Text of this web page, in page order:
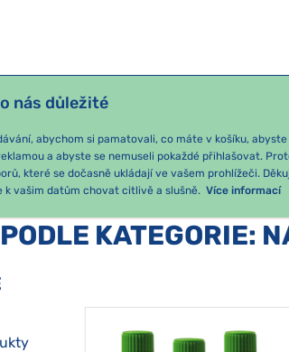
nás důležité
abychom si pamatovali, co máte v košíku,
a abyste se nemuseli pokaždé přihlašovat.
které se dočasně ukládají ve vašem prohlížeči.
k vašim datům chovat citlivě a slušně. Více informací
OBTÍŽÍ SEZÓNNÍ BALÍČKY
KATEGORIE: